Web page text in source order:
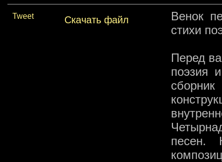
Tweet Скачать файл
Венок
стихи
Перед
поэзия
песен.